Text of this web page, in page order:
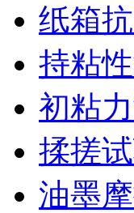
纸箱
持粘
初粘
揉搓
油墨